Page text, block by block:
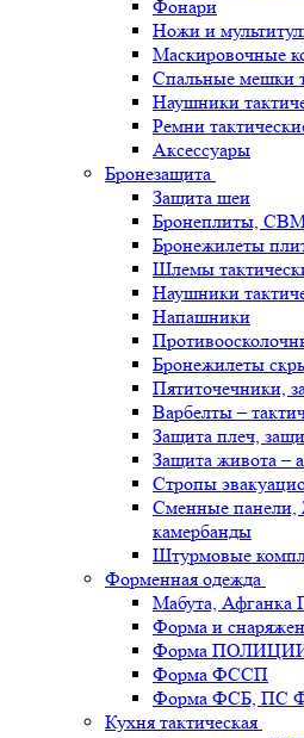
Фонари
Ножи и
Маскировочные
Спальные мешки
Наушники
Ремни
Аксессуары
Бронезащита
Защита шеи
Бронеплиты,
Бронежилеты
Шлемы
Наушники
Напашники
Бронежилеты
Пятиточечники,
Варбелты –
Защита плеч,
Защита живота –
Стропы
Сменные панели,
камербанды
Штурмовые
Форменная одежда
Мабута,
Форма и
Форма
Форма ФССП
Форма ФСБ, ПС
Кухня тактическая